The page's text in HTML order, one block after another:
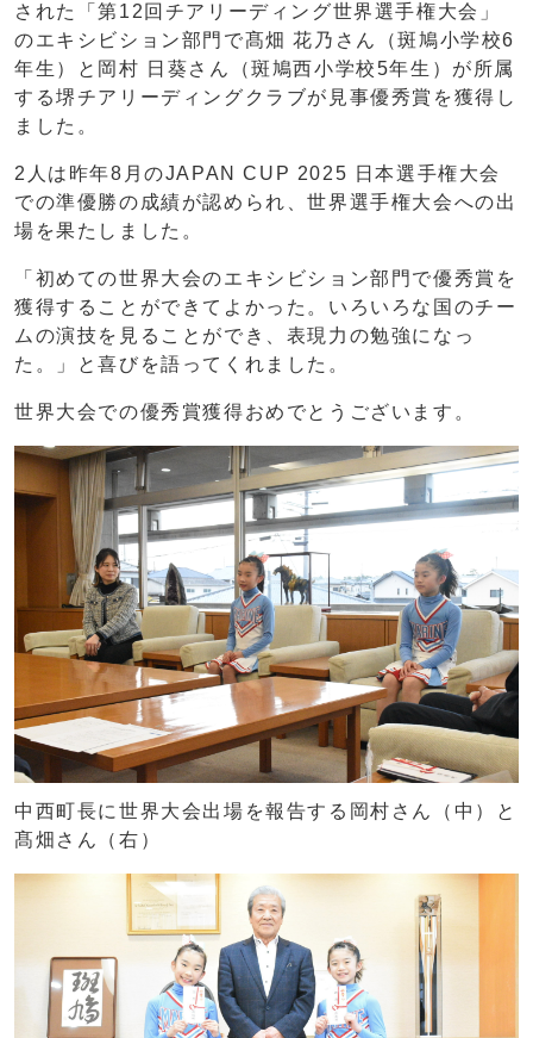
された「第12回チアリーディング世界選手権大会」
のエキシビション部門で髙畑 花乃さん（斑鳩小学校6
年生）と岡村 日葵さん（斑鳩西小学校5年生）が所属
する堺チアリーディングクラブが見事優秀賞を獲得し
ました。
2人は昨年8月のJAPAN CUP 2025 日本選手権大会
での準優勝の成績が認められ、世界選手権大会への出
場を果たしました。
「初めての世界大会のエキシビション部門で優秀賞を
獲得することができてよかった。いろいろな国のチー
ムの演技を見ることができ、表現力の勉強になっ
た。」と喜びを語ってくれました。
世界大会での優秀賞獲得おめでとうございます。
中西町長に世界大会出場を報告する岡村さん（中）と
髙畑さん（右）